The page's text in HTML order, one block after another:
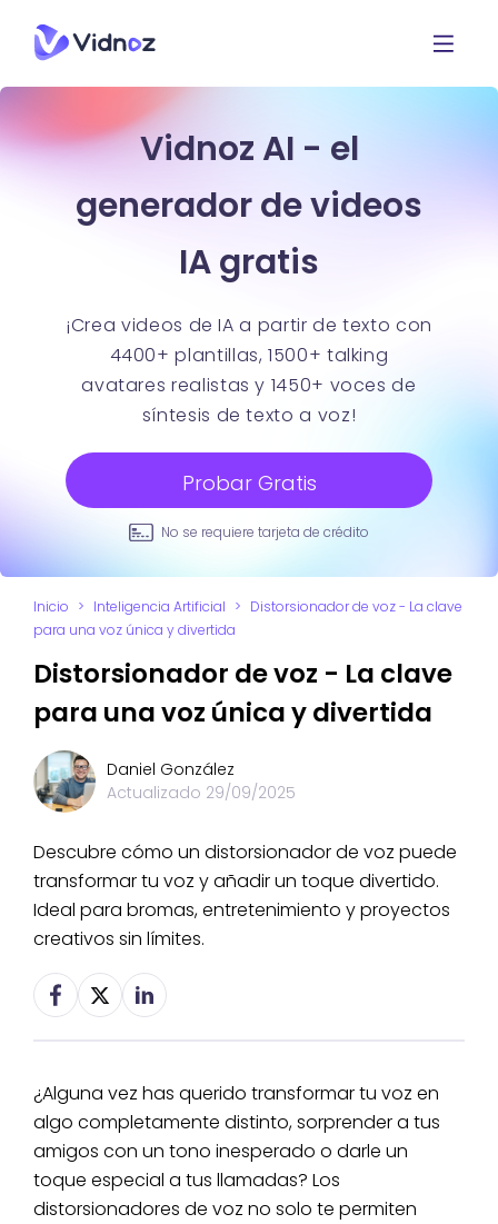
Vidnoz AI - el
generador de videos
IA gratis
¡Crea videos de IA a partir de texto con
4400+ plantillas, 1500+ talking
avatares realistas y 1450+ voces de
síntesis de texto a voz!
Probar Gratis
No se requiere tarjeta de crédito
Inicio > Inteligencia Artificial > Distorsionador de voz - La clave
para una voz única y divertida
Distorsionador de voz - La clave
para una voz única y divertida
Daniel González
Actualizado 29/09/2025
Descubre cómo un distorsionador de voz puede
transformar tu voz y añadir un toque divertido.
Ideal para bromas, entretenimiento y proyectos
creativos sin límites.
¿Alguna vez has querido transformar tu voz en
algo completamente distinto, sorprender a tus
amigos con un tono inesperado o darle un
toque especial a tus llamadas? Los
distorsionadores de voz no solo te permiten